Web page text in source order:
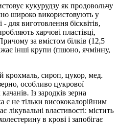
кукурудзу як продовольчу
широко використовують у
для виготовлення бісквітів,
харчові пластівці,
за вмістом білків (12,5
інші крупи (пшоно, ячмінну,
крохмаль, сироп, цукор, мед.
особливо цукрової
Із зародків зерна
є не тільки висококалорійним
властивості: містить
в крові і запобігає